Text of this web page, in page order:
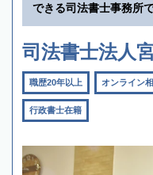
できる司法書士事務所
司法書士法人
職歴20年以上 オンライン
行政書士在籍